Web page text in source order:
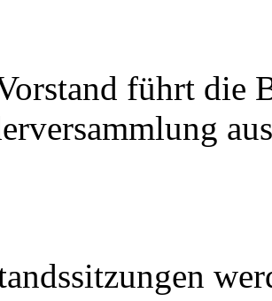
führt die